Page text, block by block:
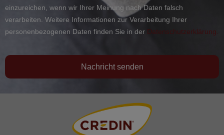
einzureichen, wenn wir Ihrer Meinung nach Daten falsch
verarbeiten. Weitere Informationen zur Verarbeitung Ihrer
personenbezogenen Daten finden Sie in der Datenschutzerklärung.
Nachricht senden